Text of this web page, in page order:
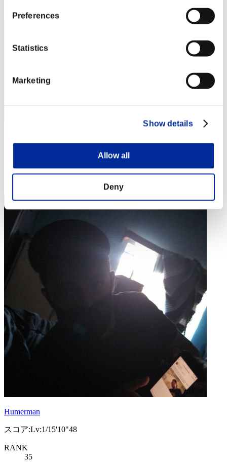
Preferences
Statistics
Marketing
Show details
Allow all
Deny
RANK
Humerman
スコア:Lv:1/15'10"48
RANK
35